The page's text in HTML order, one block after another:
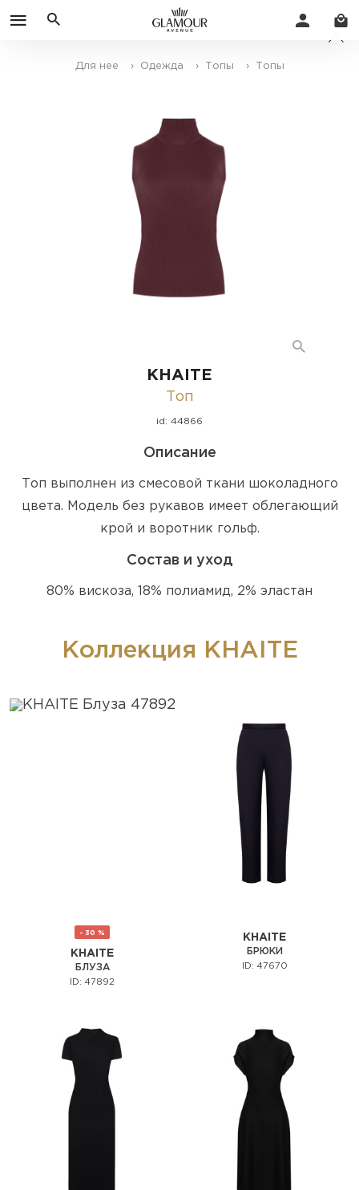
Для нее › Одежда › Топы › Топы
KHAITE
Топ
id: 44866
Описание
Топ выполнен из смесовой ткани шоколадного
цвета. Модель без рукавов имеет облегающий
крой и воротник гольф.
Состав и уход
80% вискоза, 18% полиамид, 2% эластан
Коллекция KHAITE
- 30 %
KHAITE
БЛУЗА
ID: 47892
KHAITE
БРЮКИ
ID: 47670